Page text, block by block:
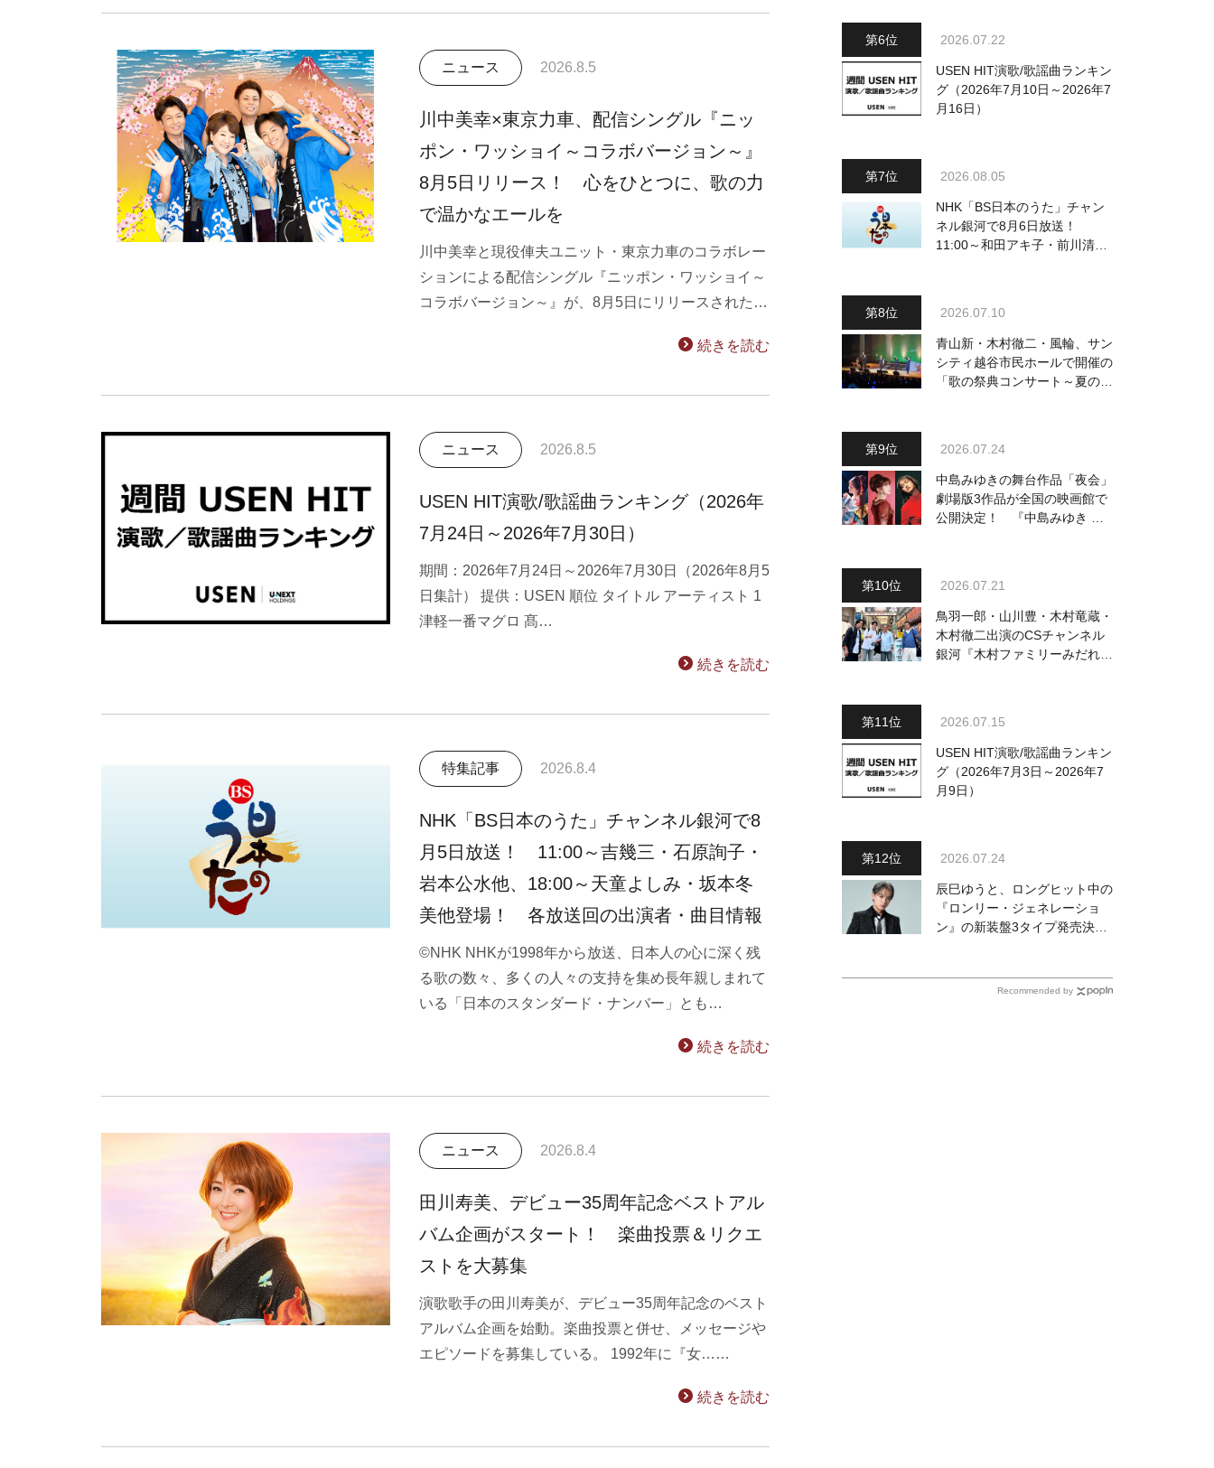
ニュース 2026.8.5
川中美幸×東京力車、配信シングル『ニッ
ポン・ワッショイ～コラボバージョン～』
8月5日リリース！ 心をひとつに、歌の力
で温かなエールを
川中美幸と現役俥夫ユニット・東京力車のコラボレー
ションによる配信シングル『ニッポン・ワッショイ～
コラボバージョン～』が、8月5日にリリースされた…
続きを読む
ニュース 2026.8.5
USEN HIT演歌/歌謡曲ランキング（2026年
7月24日～2026年7月30日）
期間：2026年7月24日～2026年7月30日（2026年8月5
日集計） 提供：USEN 順位 タイトル アーティスト 1
津軽一番マグロ 髙…
続きを読む
特集記事 2026.8.4
NHK「BS日本のうた」チャンネル銀河で8
月5日放送！ 11:00～吉幾三・石原詢子・
岩本公水他、18:00～天童よしみ・坂本冬
美他登場！ 各放送回の出演者・曲目情報
©NHK NHKが1998年から放送、日本人の心に深く残
る歌の数々、多くの人々の支持を集め長年親しまれて
いる「日本のスタンダード・ナンバー」とも…
続きを読む
ニュース 2026.8.4
田川寿美、デビュー35周年記念ベストアル
バム企画がスタート！ 楽曲投票＆リクエ
ストを大募集
演歌歌手の田川寿美が、デビュー35周年記念のベスト
アルバム企画を始動。楽曲投票と併せ、メッセージや
エピソードを募集している。 1992年に『女……
続きを読む
2026.07.22
USEN HIT演歌/歌謡曲ランキン
グ（2026年7月10日～2026年7
月16日）
2026.08.05
NHK「BS日本のうた」チャン
ネル銀河で8月6日放送！
11:00～和田アキ子・前川清
2026.07.10
青山新・木村徹二・風輪、サン
シティ越谷市民ホールで開催の
「歌の祭典コンサート～夏の陣
2026.07.24
中島みゆきの舞台作品「夜会」
劇場版3作品が全国の映画館で
公開決定！ 『中島みゆき 劇
2026.07.21
鳥羽一郎・山川豊・木村竜蔵・
木村徹二出演のCSチャンネル
銀河『木村ファミリーみだれ旅
2026.07.15
USEN HIT演歌/歌謡曲ランキン
グ（2026年7月3日～2026年7
月9日）
2026.07.24
辰巳ゆうと、ロングヒット中の
『ロンリー・ジェネレーショ
ン』の新装盤3タイプ発売決
Recommended by